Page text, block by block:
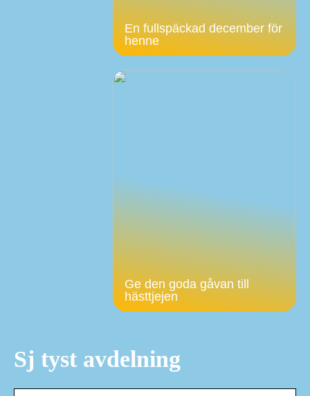
En fullspäckad december för
henne
Ge den goda gåvan till
hästtjejen
Sj tyst avdelning